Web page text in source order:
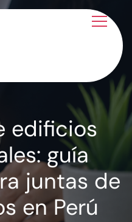
edificios
guía
juntas de
en Perú